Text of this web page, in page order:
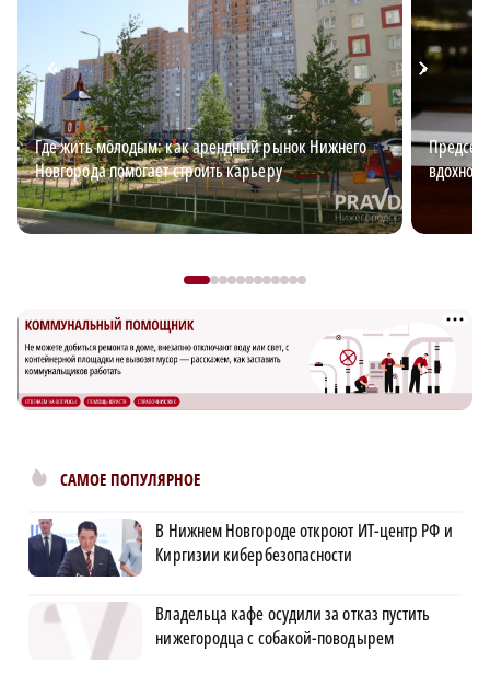
Где жить молодым: как арендный рынок Нижнего
Новгорода помогает строить карьеру
САМОЕ ПОПУЛЯРНОЕ
В Нижнем Новгороде откроют ИТ-центр РФ и
Киргизии кибербезопасности
Владельца кафе осудили за отказ пустить
нижегородца с собакой-поводырем